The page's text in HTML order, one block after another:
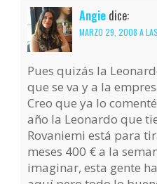
Angie dice:
MARZO 29, 2008 A
Pues quizás la
que se va y a la
Creo que ya lo
año la Leonardo que
Rovaniemi está para
meses 400 € a la
imaginar, esta gente